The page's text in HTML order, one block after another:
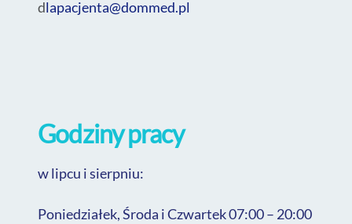
dlapacjenta@dommed.pl
Godziny pracy
w lipcu i sierpniu:
Poniedziałek, Środa i Czwartek 07:00 – 20:00